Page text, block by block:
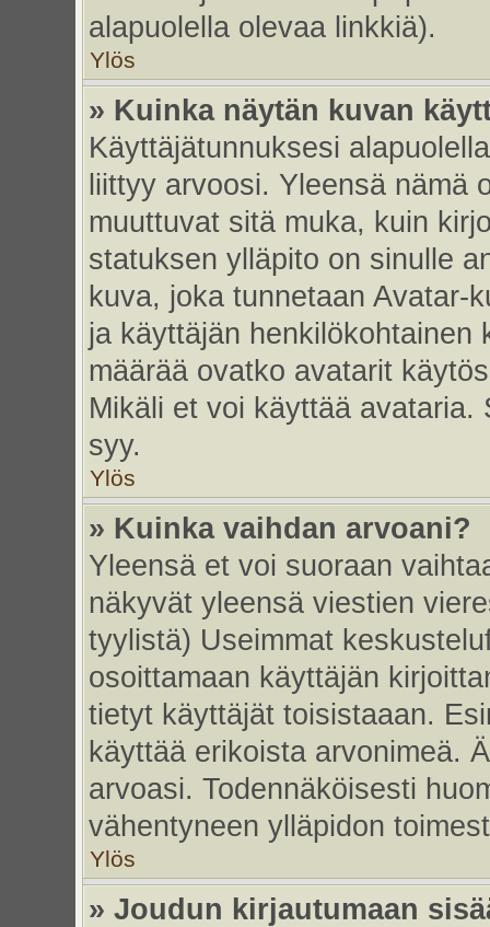
alapuolella olevaa linkkiä).
Ylös
» Kuinka näytän kuvan
Käyttäjätunnuksesi
liittyy arvoosi. Yleensä nämä
muuttuvat sitä muka, kuin
statuksen ylläpito on sinulle
kuva, joka tunnetaan Avatar-
ja käyttäjän henkilökohtainen
määrää ovatko avatarit
Mikäli et voi käyttää
syy.
Ylös
» Kuinka vaihdan arvoani?
Yleensä et voi suoraan
näkyvät yleensä viestien
tyylistä) Useimmat
osoittamaan käyttäjän
tietyt käyttäjät toisistaaan.
käyttää erikoista arvonimeä.
arvoasi. Todennäköisesti
vähentyneen ylläpidon
Ylös
» Joudun kirjautumaan